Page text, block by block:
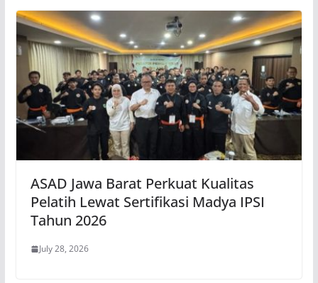
ASAD Jawa Barat Perkuat Kualitas
Pelatih Lewat Sertifikasi Madya IPSI
Tahun 2026
July 28, 2026